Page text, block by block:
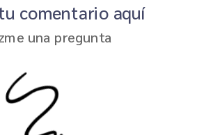
comentario aquí
una pregunta